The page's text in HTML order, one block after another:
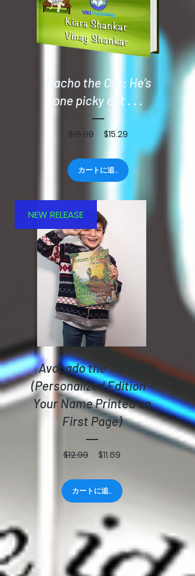
Nacho the Cat: He’s
one picky cat . . .
$16.99
通
価
格
$15.29セ
価
格
カートに追加する
NEW RELEASE
Avocado the Turtle:
(Personalized Edition -
Your Name Printed on
First Page)
$12.99
通
価
格
$11.69セ
価
格
カートに追加する